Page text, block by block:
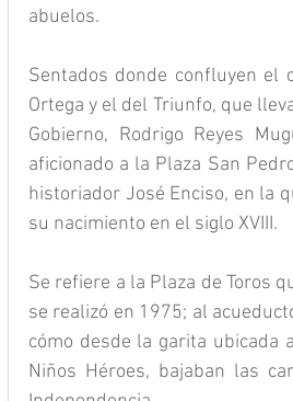
abuelos.
Sentados donde confluyen el
Ortega y el del Triunfo, que
Gobierno, Rodrigo Reyes
aficionado a la Plaza San
historiador José Enciso, en la
su nacimiento en el siglo XVIII.
Se refiere a la Plaza de Toros
se realizó en 1975; al
cómo desde la garita ubicada
Niños Héroes, bajaban las